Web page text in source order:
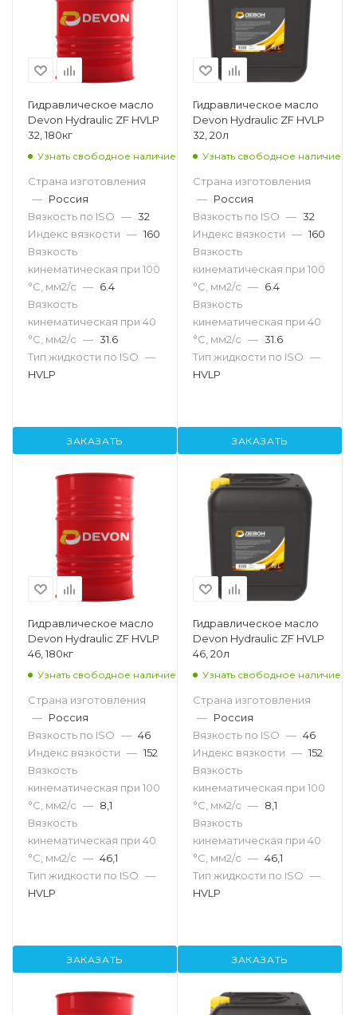
Гидравлическое масло
Devon Hydraulic ZF HVLP
32, 180кг
Узнать свободное наличие
Страна изготовления
— Россия
Вязкость по ISO — 32
Индекс вязкости — 160
Вязкость
кинематическая при 100
°С, мм2/с — 6.4
Вязкость
кинематическая при 40
°С, мм2/с — 31.6
Тип жидкости по ISO —
HVLP
ЗАКАЗАТЬ
Гидравлическое масло
Devon Hydraulic ZF HVLP
32, 20л
Узнать свободное наличие
Страна изготовления
— Россия
Вязкость по ISO — 32
Индекс вязкости — 160
Вязкость
кинематическая при 100
°С, мм2/с — 6.4
Вязкость
кинематическая при 40
°С, мм2/с — 31.6
Тип жидкости по ISO —
HVLP
ЗАКАЗАТЬ
Гидравлическое масло
Devon Hydraulic ZF HVLP
46, 180кг
Узнать свободное наличие
Страна изготовления
— Россия
Вязкость по ISO — 46
Индекс вязкости — 152
Вязкость
кинематическая при 100
°С, мм2/с — 8,1
Вязкость
кинематическая при 40
°С, мм2/с — 46,1
Тип жидкости по ISO —
HVLP
ЗАКАЗАТЬ
Гидравлическое масло
Devon Hydraulic ZF HVLP
46, 20л
Узнать свободное наличие
Страна изготовления
— Россия
Вязкость по ISO — 46
Индекс вязкости — 152
Вязкость
кинематическая при 100
°С, мм2/с — 8,1
Вязкость
кинематическая при 40
°С, мм2/с — 46,1
Тип жидкости по ISO —
HVLP
ЗАКАЗАТЬ